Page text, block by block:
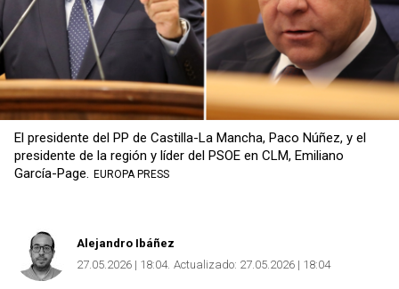
El presidente del PP de Castilla-La Mancha, Paco Núñez, y el
presidente de la región y líder del PSOE en CLM, Emiliano
García-Page. EUROPA PRESS
Alejandro Ibáñez
27.05.2026 | 18:04 Actualizado: 27.05.2026 | 18:04